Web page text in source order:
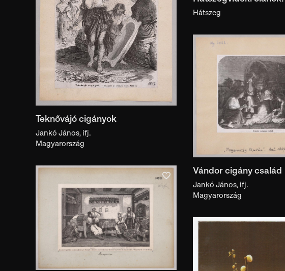
Hátszeg
Teknővájó cigányok
Jankó János, ifj.
Magyarország
Vándor cigány család
Jankó János, ifj.
Magyarország